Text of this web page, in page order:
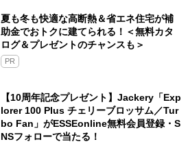
夏も冬も快適な高断熱＆省エネ住宅が補
助金でおトクに建てられる！＜無料カタ
ログ＆プレゼントのチャンスも＞
PR
【10周年記念プレゼント】Jackery「Exp
lorer 100 Plus チェリーブロッサム／Tur
bo Fan」がESSEonline無料会員登録・S
NSフォローで当たる！